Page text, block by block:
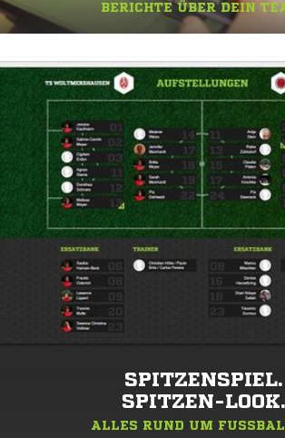
BERICHTE ÜBER DEIN
SPITZENSPIEL.
SPITZEN-LOOK.
ALLES RUND UM